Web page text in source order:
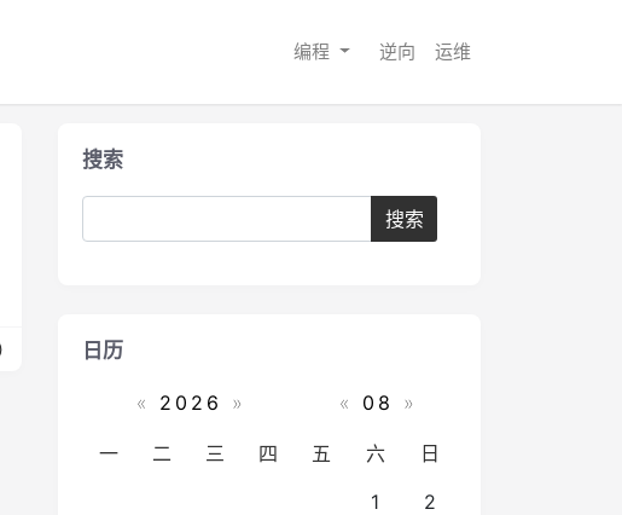
编程 逆向 运维
搜索
日历
« 2026 » « 08 »
一 二 三 四 五 六
日
1
2